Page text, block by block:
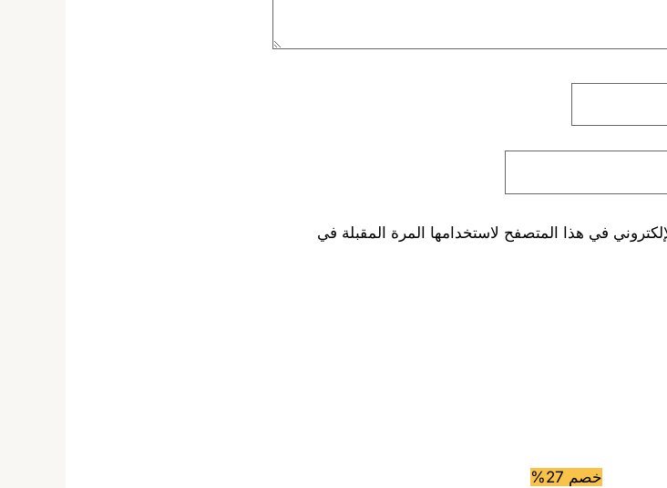
في هذا المتصفح لاستخدامها المرة المقبلة في
خصم 27%